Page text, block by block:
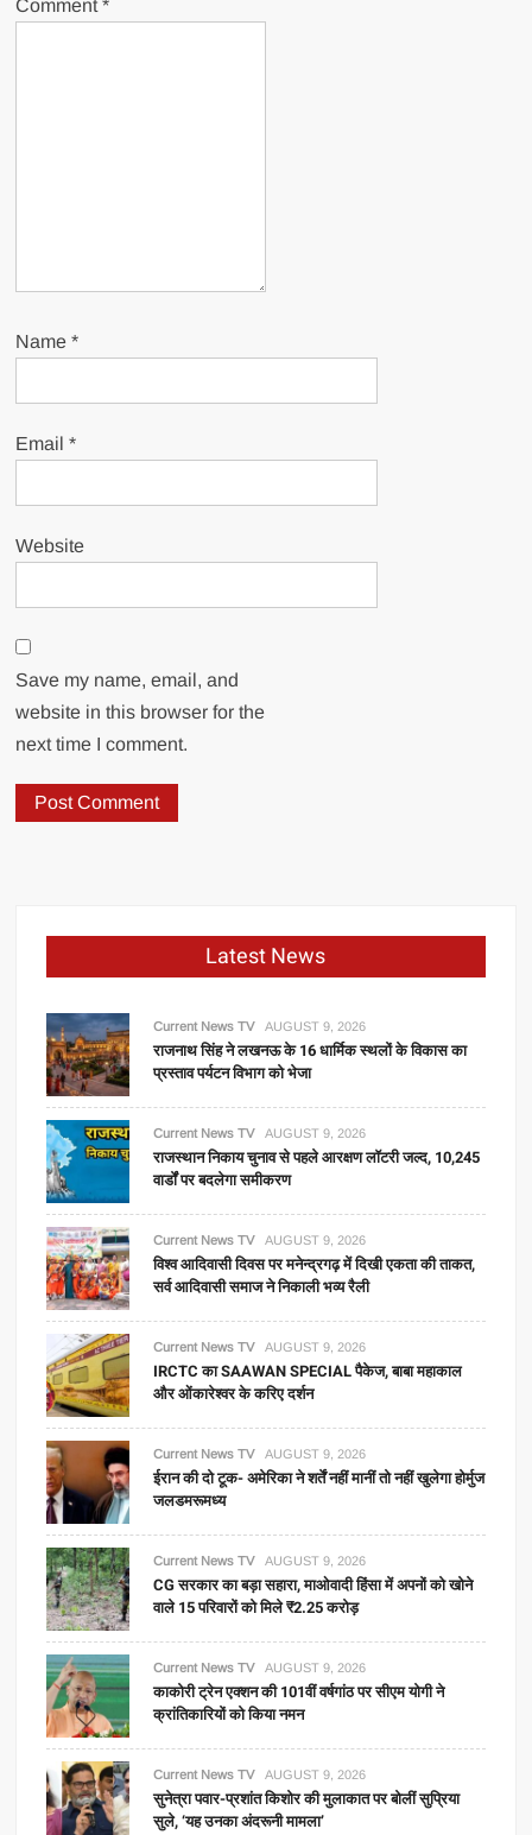
Comment*
Name*
Email*
Website
Save my name, email, and
website in this browser for the
next time I comment.
Latest News
Current News TV AUGUST 9, 2026
राजनाथ सिंह ने लखनऊ के 16 धार्मिक स्थलों के विकास का
प्रस्ताव पर्यटन विभाग को भेजा
Current News TV AUGUST 9, 2026
राजस्थान निकाय चुनाव से पहले आरक्षण लॉटरी जल्द, 10,245
वार्डों पर बदलेगा समीकरण
Current News TV AUGUST 9, 2026
विश्व आदिवासी दिवस पर मनेन्द्रगढ़ में दिखी एकता की ताकत,
सर्व आदिवासी समाज ने निकाली भव्य रैली
Current News TV AUGUST 9, 2026
IRCTC का SAAWAN SPECIAL पैकेज, बाबा महाकाल
और ओंकारेश्वर के करिए दर्शन
Current News TV AUGUST 9, 2026
ईरान की दो टूक- अमेरिका ने शर्तें नहीं मानीं तो नहीं खुलेगा होर्मुज
जलडमरूमध्य
Current News TV AUGUST 9, 2026
CG सरकार का बड़ा सहारा, माओवादी हिंसा में अपनों को खोने
वाले 15 परिवारों को मिले ₹2.25 करोड़
Current News TV AUGUST 9, 2026
काकोरी ट्रेन एक्शन की 101वीं वर्षगांठ पर सीएम योगी ने
क्रांतिकारियों को किया नमन
Current News TV AUGUST 9, 2026
सुनेत्रा पवार-प्रशांत किशोर की मुलाकात पर बोलीं सुप्रिया
सुले, ‘यह उनका अंदरूनी मामला’